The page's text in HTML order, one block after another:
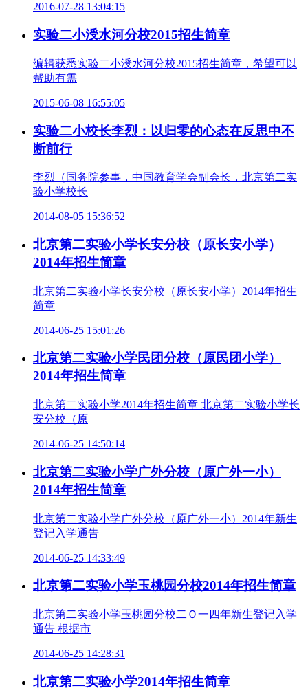
2016-07-28 13:04:15
实验二小涭水河分校2015招生简章
编辑获悉实验二小涭水河分校2015招生简章，希望可以
帮助有需
2015-06-08 16:55:05
实验二小校长李烈：以归零的心态在反思中不
断前行
李烈（国务院参事，中国教育学会副会长，北京第二实
验小学校长
2014-08-05 15:36:52
北京第二实验小学长安分校（原长安小学）
2014年招生简章
北京第二实验小学长安分校（原长安小学）2014年招生
简章
2014-06-25 15:01:26
北京第二实验小学民团分校（原民团小学）
2014年招生简章
北京第二实验小学2014年招生简章 北京第二实验小学长
安分校（原
2014-06-25 14:50:14
北京第二实验小学广外分校（原广外一小）
2014年招生简章
北京第二实验小学广外分校（原广外一小）2014年新生
登记入学通告
2014-06-25 14:33:49
北京第二实验小学玉桃园分校2014年招生简章
北京第二实验小学玉桃园分校二Ｏ一四年新生登记入学
通告 根据市
2014-06-25 14:28:31
北京第二实验小学2014年招生简章